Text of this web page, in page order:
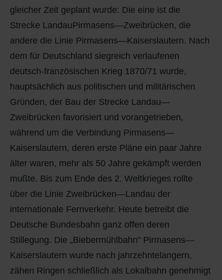
gleicher Zeit geplant wurde: Die eine ist die
Strecke LandauPirmasens—Zweibrücken, die
andere die Linie Pirmasens—Kaiserslautern. Nach
dem für Deutschland siegreich verlaufenen
deutsch-französischen Krieg 1870/71 wurde,
hauptsächlich aus politischen und militärischen
Gründen, der Bau der Strecke Landau—
Zweibrücken favorisiert und vorangetrieben,
während um die Verbindung Pirmasens—
Kaiserslautern, deren erste Pläne ein paar Jahre
älter waren, mehr als 50 Jahre gekämpft werden
mußte. Bis zum Ende des 2. Weltkrieges rollte
über die Linie Zweibrücken—Landau der
internationale Fernverkehr. Heute betreibt die
Deutsche Bundesbahn ganz offen deren
Stillegung. Die „Biebermühlbahn" Pirmasens—
Kaiserslautern wurde nach jahrzehntelangern,
zähen Ringen schließlich als Lokalbahn genehmigt
U
V
X - Y
Z
Wohnplätze
Städtebauförderung